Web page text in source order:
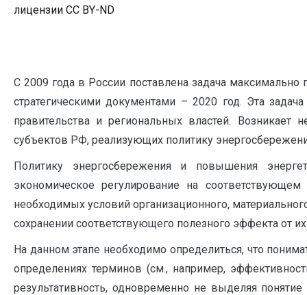
лицензии CC BY-ND
C 2009 года в России поставлена задача
стратегическими документами – 2020 год. Эта
правительства и региональных властей. Возникает
субъектов РФ, реализующих политику
Политику энергосбережения и повышения
экономическое регулирование на
необходимых условий организационного,
сохранении соответствующего полезного эффекта от
На данном этапе необходимо определиться, что
определениях терминов (см., например,
результативность, одновременно не выделяя